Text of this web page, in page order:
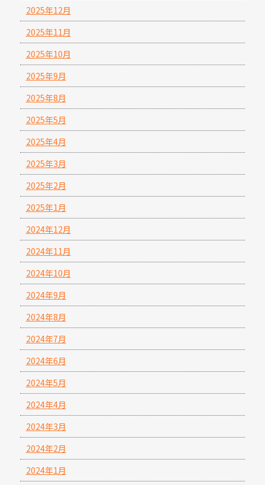
2025年12月
2025年11月
2025年10月
2025年9月
2025年8月
2025年5月
2025年4月
2025年3月
2025年2月
2025年1月
2024年12月
2024年11月
2024年10月
2024年9月
2024年8月
2024年7月
2024年6月
2024年5月
2024年4月
2024年3月
2024年2月
2024年1月